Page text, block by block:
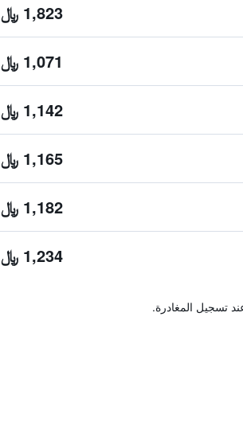
1,823 ﷼
1,071 ﷼
1,142 ﷼
1,165 ﷼
1,182 ﷼
1,234 ﷼
تسجيل المغادرة.